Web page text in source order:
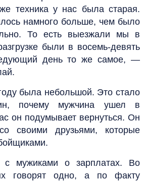
техника у нас была старая.
намного больше, чем было
То есть выезжали мы в
были в восемь-девять
день то же самое, —
была небольшой. Это стало
почему мужчина ушел в
он подумывает вернуться. Он
своими друзьями, которые
с мужиками о зарплатах. Во
говорят одно, а по факту